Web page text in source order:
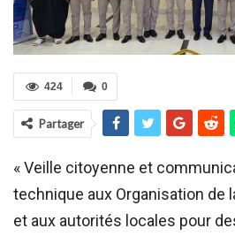
0
424
Partager
« Veille citoyenne et
technique aux Organisation de
et aux autorités locales pour